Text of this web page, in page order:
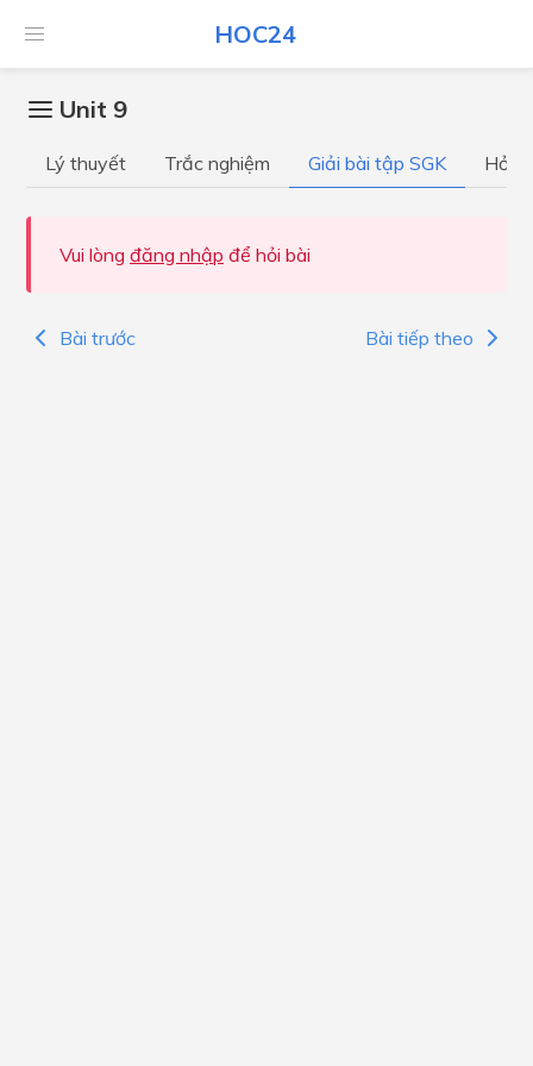
HOC24
Unit 9
Lý thuyết Trắc nghiệm Giải bài tập SGK Hỏi
Vui lòng đăng nhập để hỏi bài
Bài trước Bài tiếp theo